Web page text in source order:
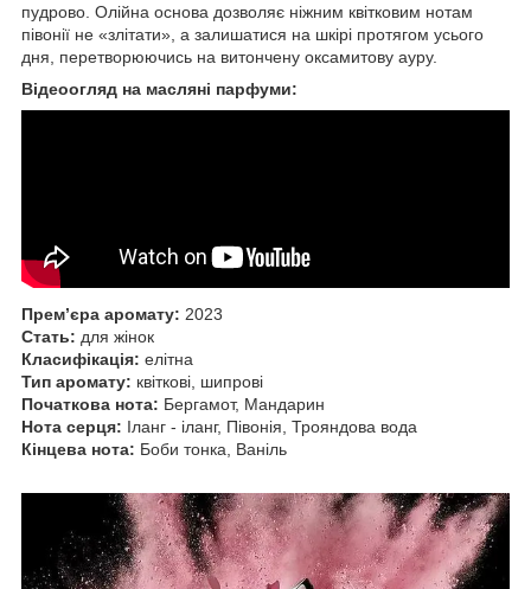
пудрово. Олійна основа дозволяє ніжним квітковим нотам
півонії не «злітати», а залишатися на шкірі протягом усього
дня, перетворюючись на витончену оксамитову ауру.
Відеоогляд на масляні парфуми:
Прем’єра аромату: 2023
Стать: для жінок
Класифікація: елітна
Тип аромату: квіткові, шипрові
Початкова нота: Бергамот, Мандарин
Нота серця: Іланг - іланг, Півонія, Трояндова вода
Кінцева нота: Боби тонка, Ваніль